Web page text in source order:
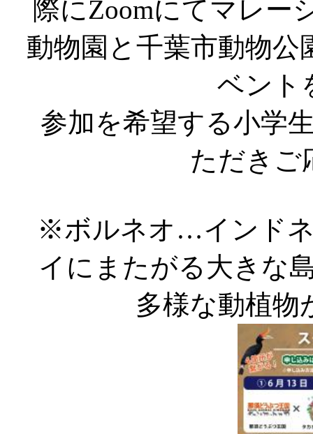
際にZoomにてマレー
動物園と千葉市動物
ベント
参加を希望する小学
ただきご
※ボルネオ…インド
イにまたがる大きな
多様な動植物